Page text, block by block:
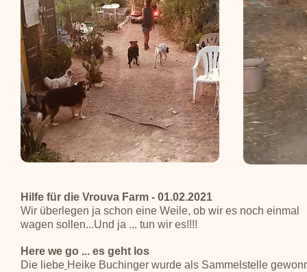
Hilfe für die Vrouva Farm - 01.02.2021
Wir überlegen ja schon eine Weile, ob wir es noch einmal
wagen sollen...Und ja ... tun wir es!!!!
Here we go ... es geht los
Die liebe Heike Buchinger wurde als Sammelstelle